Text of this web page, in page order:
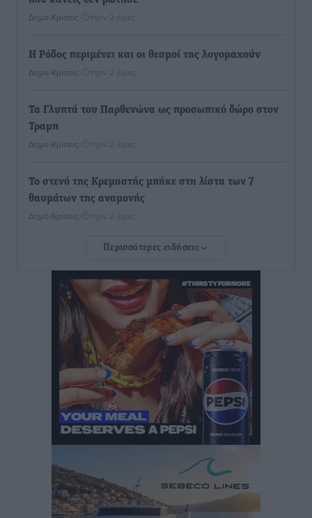
Δημο-Κρίσεις πριν 2 ώρες
Η Ρόδος περιμένει και οι θεσμοί της λογομαχούν
Δημο-Κρίσεις πριν 2 ώρες
Τα Γλυπτά του Παρθενώνα ως προσωπικό δώρο στον
Τραμπ
Δημο-Κρίσεις πριν 2 ώρες
Το στενό της Κρεμαστής μπήκε στη λίστα των 7
θαυμάτων της αναμονής
Δημο-Κρίσεις πριν 2 ώρες
ΣΕΤΕ: Σημαντική θεσμική εξέλιξη η ΚΥΑ για το ΕΧΠ
για τον τουρισμό
Ειδήσεις• πριν 3 ώρες
Γ. Χατζημάρκος: “Δύο μεγάλες δεσμεύσεις
Γεωργιάδη” – Κίνητρα για τους γιατρούς των νησιών
και συνεργασία Ρόδου με το Αττικόν για το
Ακτινοθεραπευτικό
Τοπικές Ειδήσεις• πριν 3 ώρες
Σούπερ μάρκετ: Διευρύνεται η εθνική πρωτοβουλία
για τις τιμές – Eρχονται νέες συμμετοχές εταιρειών
Ειδήσεις•
Συνελήφθησαν έξι άτομα για ηχορύπανση από
Περισσότερες ειδήσεις